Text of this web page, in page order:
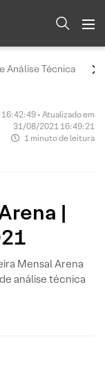
Análise Técnica
• Atualizado em
31/08/2021 16:49:21
1 minuto de leitura
|
Mensal Arena
análise técnica